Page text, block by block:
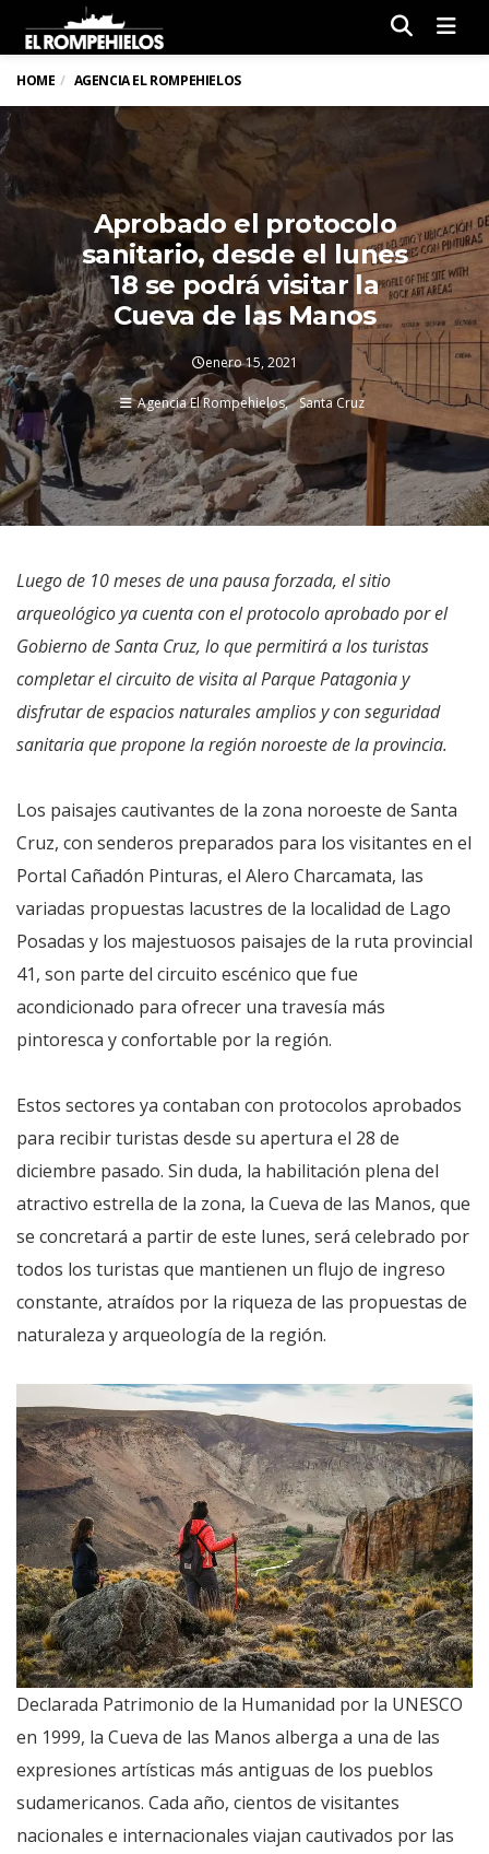
HOME AGENCIA EL ROMPEHIELOS
Aprobado el protocolo
sanitario, desde el lunes
18 se podrá visitar la
Cueva de las Manos
enero 15, 2021
Agencia El Rompehielos Santa Cruz
Luego de 10 meses de una pausa forzada, el sitio
arqueológico ya cuenta con el protocolo aprobado por el
Gobierno de Santa Cruz, lo que permitirá a los turistas
completar el circuito de visita al Parque Patagonia y
disfrutar de espacios naturales amplios y con seguridad
sanitaria que propone la región noroeste de la provincia.
Los paisajes cautivantes de la zona noroeste de Santa
Cruz, con senderos preparados para los visitantes en el
Portal Cañadón Pinturas, el Alero Charcamata, las
variadas propuestas lacustres de la localidad de Lago
Posadas y los majestuosos paisajes de la ruta provincial
41, son parte del circuito escénico que fue
acondicionado para ofrecer una travesía más
pintoresca y confortable por la región.
Estos sectores ya contaban con protocolos aprobados
para recibir turistas desde su apertura el 28 de
diciembre pasado. Sin duda, la habilitación plena del
atractivo estrella de la zona, la Cueva de las Manos, que
se concretará a partir de este lunes, será celebrado por
todos los turistas que mantienen un flujo de ingreso
constante, atraídos por la riqueza de las propuestas de
naturaleza y arqueología de la región.
Declarada Patrimonio de la Humanidad por la UNESCO
en 1999, la Cueva de las Manos alberga a una de las
expresiones artísticas más antiguas de los pueblos
sudamericanos. Cada año, cientos de visitantes
nacionales e internacionales viajan cautivados por las